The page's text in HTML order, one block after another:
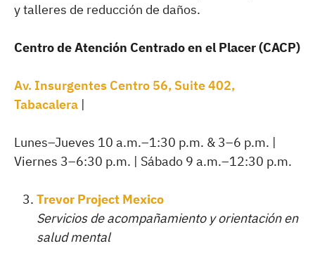
y talleres de reducción de daños.
Centro de Atención Centrado en el Placer (CACP)
Av. Insurgentes Centro 56, Suite 402,
Tabacalera |
Lunes–Jueves 10 a.m.–1:30 p.m. & 3–6 p.m. |
Viernes 3–6:30 p.m. | Sábado 9 a.m.–12:30 p.m.
Trevor Project Mexico
Servicios de acompañamiento y orientación en
salud mental